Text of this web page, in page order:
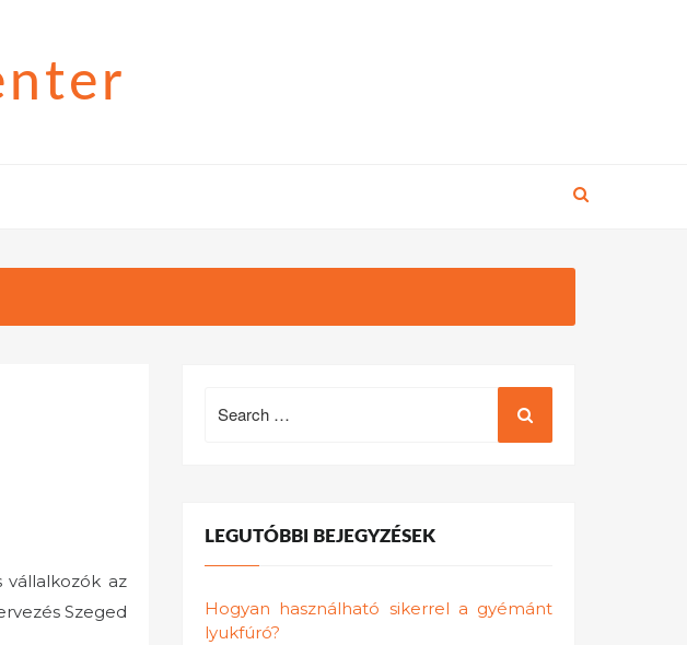
vállalkozók az
Szeged
for:
LEGUTÓBBI BEJEGYZÉSEK
Hogyan használható sikerrel a gyémánt
lyukfúró?